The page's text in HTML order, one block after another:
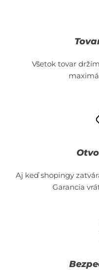
Všetok tovar
Aj keď shopingy
Garancia